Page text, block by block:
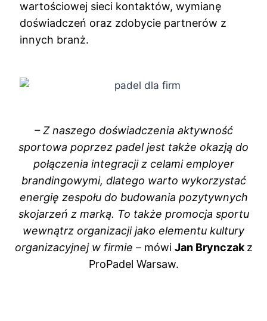
wartościowej sieci kontaktów, wymianę
doświadczeń oraz zdobycie partnerów z
innych branż.
– Z naszego doświadczenia aktywność
sportowa poprzez padel jest także okazją do
połączenia integracji z celami employer
brandingowymi, dlatego warto wykorzystać
energię zespołu do budowania pozytywnych
skojarzeń z marką. To także promocja sportu
wewnątrz organizacji jako elementu kultury
organizacyjnej w firmie – mówi Jan Brynczak z
ProPadel Warsaw.